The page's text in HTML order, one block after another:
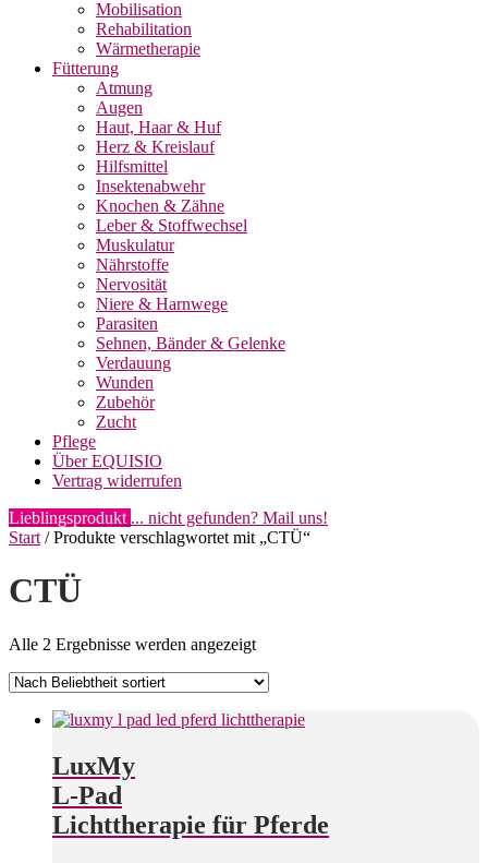
Mobilisation
Rehabilitation
Wärmetherapie
Fütterung
Atmung
Augen
Haut, Haar & Huf
Herz & Kreislauf
Hilfsmittel
Insektenabwehr
Knochen & Zähne
Leber & Stoffwechsel
Muskulatur
Nährstoffe
Nervosität
Niere & Harnwege
Parasiten
Sehnen, Bänder & Gelenke
Verdauung
Wunden
Zubehör
Zucht
Pflege
Über EQUISIO
Vertrag widerrufen
Lieblingsprodukt ... nicht gefunden? Mail uns!
Start / Produkte verschlagwortet mit „CTÜ“
CTÜ
Alle 2 Ergebnisse werden angezeigtNach
sortiert
LuxMy
L-Pad
Lichttherapie für Pferde